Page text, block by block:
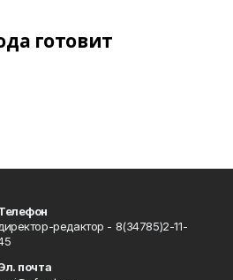
готовит
редактор - 8(34785)2-11-
почта